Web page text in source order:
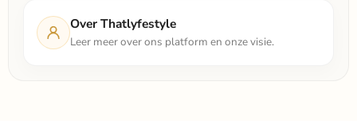
Over Thatlyfestyle
Leer meer over ons platform en onze visie.